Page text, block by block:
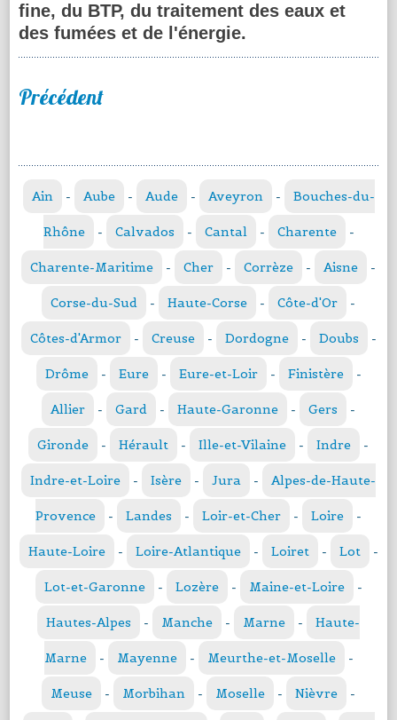
fine, du BTP, du traitement des eaux et
des fumées et de l'énergie.
Précédent
Ain - Aube - Aude - Aveyron - Bouches-du-
Rhône - Calvados - Cantal - Charente -
Charente-Maritime - Cher - Corrèze - Aisne -
Corse-du-Sud - Haute-Corse - Côte-d'Or -
Côtes-d'Armor - Creuse - Dordogne - Doubs -
Drôme - Eure - Eure-et-Loir - Finistère -
Allier - Gard - Haute-Garonne - Gers -
Gironde - Hérault - Ille-et-Vilaine - Indre -
Indre-et-Loire - Isère - Jura - Alpes-de-Haute-
Provence - Landes - Loir-et-Cher - Loire -
Haute-Loire - Loire-Atlantique - Loiret - Lot -
Lot-et-Garonne - Lozère - Maine-et-Loire -
Hautes-Alpes - Manche - Marne - Haute-
Marne - Mayenne - Meurthe-et-Moselle -
Meuse - Morbihan - Moselle - Nièvre -